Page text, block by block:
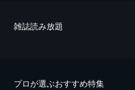
雑誌読み放題
プロが選ぶおすすめ特集